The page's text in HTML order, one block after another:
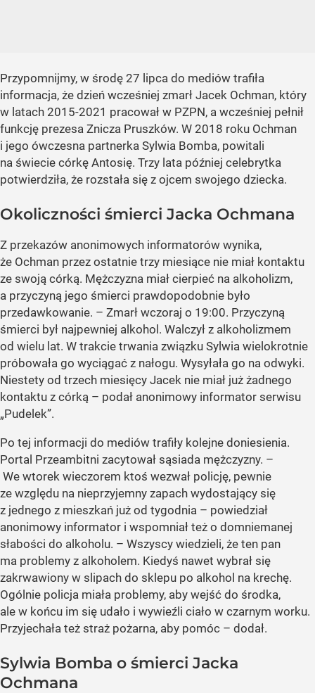
Przypomnijmy, w środę 27 lipca do mediów trafiła
informacja, że dzień wcześniej zmarł Jacek Ochman, który
w latach 2015-2021 pracował w PZPN, a wcześniej pełnił
funkcję prezesa Znicza Pruszków. W 2018 roku Ochman
i jego ówczesna partnerka Sylwia Bomba, powitali
na świecie córkę Antosię. Trzy lata później celebrytka
potwierdziła, że rozstała się z ojcem swojego dziecka.
Okoliczności śmierci Jacka Ochmana
Z przekazów anonimowych informatorów wynika,
że Ochman przez ostatnie trzy miesiące nie miał kontaktu
ze swoją córką. Mężczyzna miał cierpieć na alkoholizm,
a przyczyną jego śmierci prawdopodobnie było
przedawkowanie. – Zmarł wczoraj o 19:00. Przyczyną
śmierci był najpewniej alkohol. Walczył z alkoholizmem
od wielu lat. W trakcie trwania związku Sylwia wielokrotnie
próbowała go wyciągać z nałogu. Wysyłała go na odwyki.
Niestety od trzech miesięcy Jacek nie miał już żadnego
kontaktu z córką – podał anonimowy informator serwisu
„Pudelek”.
Po tej informacji do mediów trafiły kolejne doniesienia.
Portal Przeambitni zacytował sąsiada mężczyzny. –
We wtorek wieczorem ktoś wezwał policję, pewnie
ze względu na nieprzyjemny zapach wydostający się
z jednego z mieszkań już od tygodnia – powiedział
anonimowy informator i wspomniał też o domniemanej
słabości do alkoholu. – Wszyscy wiedzieli, że ten pan
ma problemy z alkoholem. Kiedyś nawet wybrał się
zakrwawiony w slipach do sklepu po alkohol na krechę.
Ogólnie policja miała problemy, aby wejść do środka,
ale w końcu im się udało i wywieźli ciało w czarnym worku.
Przyjechała też straż pożarna, aby pomóc – dodał.
Sylwia Bomba o śmierci Jacka
Ochmana